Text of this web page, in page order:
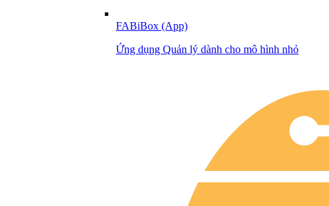
FABiBox (App)
Ứng dụng Quản lý dành cho mô hình nhỏ